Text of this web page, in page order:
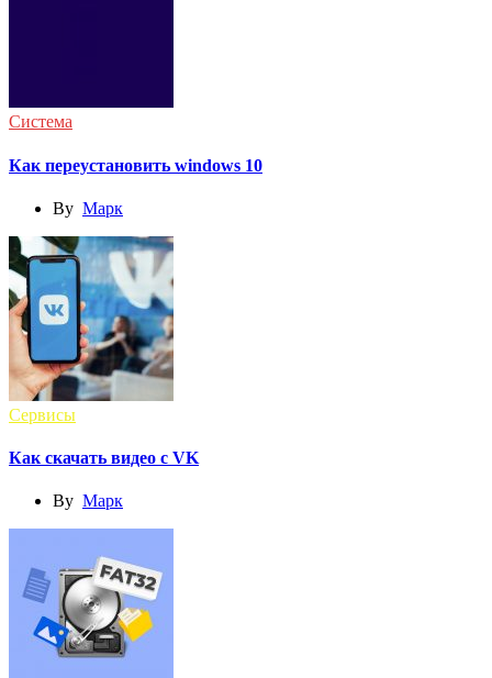
Система
Как переустановить windows 10
By Марк
Сервисы
Как скачать видео с VK
By Марк